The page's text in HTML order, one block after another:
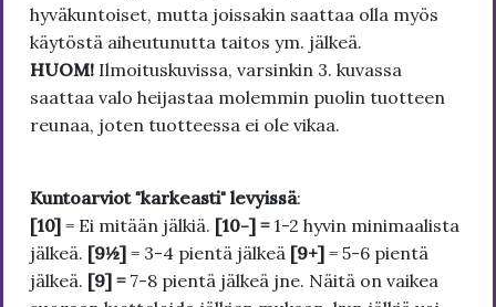
hyväkuntoiset, mutta joissakin saattaa olla myös
käytöstä aiheutunutta taitos ym. jälkeä.
HUOM! Ilmoituskuvissa, varsinkin 3. kuvassa
saattaa valo heijastaa molemmin puolin tuotteen
reunaa, joten tuotteessa ei ole vikaa.
Kuntoarviot "karkeasti" levyissä:
[10] = Ei mitään jälkiä. [10-] = 1-2 hyvin minimaalista
jälkeä. [9½] = 3-4 pientä jälkeä [9+] = 5-6 pientä
jälkeä. [9] = 7-8 pientä jälkeä jne. Näitä on vaikea